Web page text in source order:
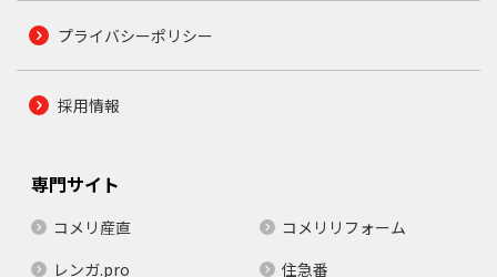
プライバシーポリシー
採用情報
専門サイト
コメリ産直
コメリリフォーム
レンガ.pro
住急番